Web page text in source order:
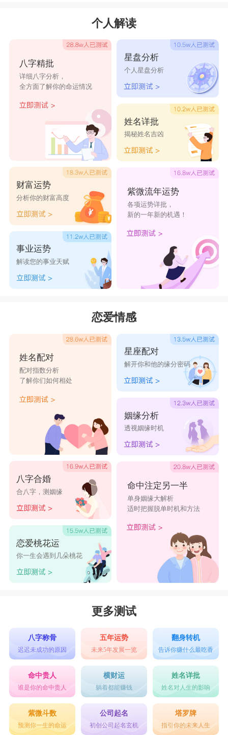
肯表白自己心意的倾向很强烈。由于他不会沉溺于
爱中，所以在谈恋爱时，会优先考虑“爱会使我向
上吗？”或“爱情与人生的目标有何关系？”等理
论。因此，他十分受喜欢穷根究理的女性吸引，特
别是倾心于坚持自我主张的职业女性。
这种男性根本上否定母性，强调自我存在的意义，
本能上对爱不置评价，面对恋人时也是以清醒的眼
偶而他会以完全陌生的第三者般的态度，去对待交
往已久的恋人，甚至出口讽刺人，使对方怀疑他是
否真心而冷却感情。不过，辛日生的男性决不会忘
记对方的生日，当天一定致赠礼物，以表示自己一
辛和庚一样具有金的敏锐特质，不过辛属阴，因
此它的敏锐较有粘着力。若要发挥这种特性，可考
而辛则意味精密机械、化学机械、计算机械、光学
业也很适合辛的性格。
辛的人应往金属加工溶接、电镀、金属杂货的制
造、贵重金属装饰等业界发展，非常容易发挥所
长。虽然辛给人硬物的印象，但丙年出生的人却有
柔软的一面，就算当警察，也多半是牵老年人过马
路或给儿童们观赏交通安全卡通漫画的女警。 辛
与庚同属金性，所以也重视正义，让义理，不过，
庚太过正直，辛就比较能够融通。他和不善钱的庚
不同，很有些小技巧营利。像在不动产方面就很能
发挥所长。便如分租公寓，或在小小的空地上能自
动贩卖机，颇能掌握要领，有受金钱之惠的暗示。
自己若不直接经营生意，也会借钱给他人赚取利
息，头脑非常灵活。
戊年生的人有“土中金”之意，应该会储蓄，不过土
的梦。这种类型的人有可能在前代先人的收藏中，
发现价值连城的古画。 辛日生的人给人的印象是
精干瘦削，欠缺体力，谈不上是非常健康，但比起
戊或己的人却要好得很多。
个人解读
八字精批
详细八字分析，
全方面了解你的命运情况
财富运势
分析你的财富高度
事业运势
解读您的事业天赋
星盘分析
个人星盘分析
姓名详批
揭秘姓名吉凶
紫微流年运势
各项运势详批，
新的一年新的机遇！
恋爱情感
姓名配对
配对指数分析
了解你们如何相处
八字合婚
合八字，测姻缘
恋爱桃花运
你一生会遇到几朵桃花
星座配对
解开你和他的缘分密码
姻缘分析
透视姻缘时机
命中注定另一半
单身姻缘大解析
适时把握脱单时机和方法
更多测试
八字称骨
迟迟未成功的原因
五年运势
未来5年发展一览
翻身转机
告诉你赚什么最吃香
命中贵人
谁是你的命中贵人
横财运
躺着都能赚钱
姓名详批
姓名对人生的影响
紫微斗数
预测你一生的命运
公司起名
初创公司起名玄机
塔罗牌
指引你的未来人生